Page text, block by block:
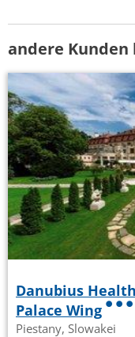
andere Kunden
Danubius
Palace Wing
Piestany, Slowakei